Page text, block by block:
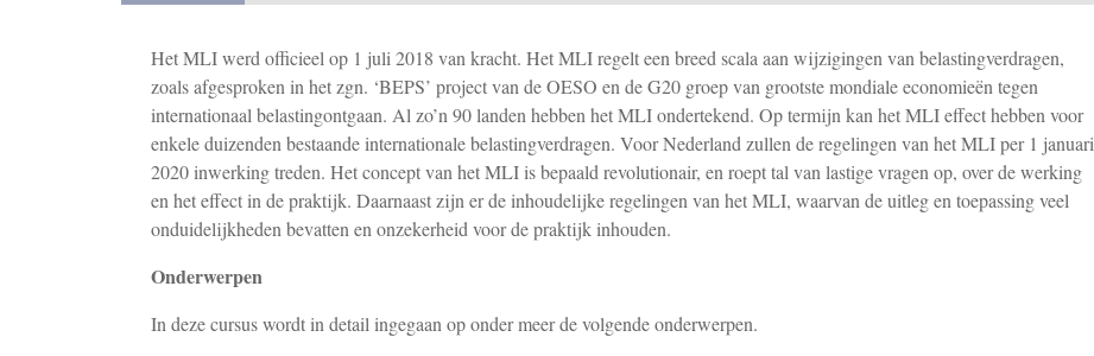
Het MLI werd officieel op 1 juli 2018 van kracht. Het MLI regelt een breed scala aan wijzigingen van belastingverdragen,
zoals afgesproken in het zgn. ‘BEPS’ project van de OESO en de G20 groep van grootste mondiale economieën tegen
internationaal belastingontgaan. Al zo’n 90 landen hebben het MLI ondertekend. Op termijn kan het MLI effect hebben voor
enkele duizenden bestaande internationale belastingverdragen. Voor Nederland zullen de regelingen van het MLI per 1 januari
2020 inwerking treden. Het concept van het MLI is bepaald revolutionair, en roept tal van lastige vragen op, over de werking
en het effect in de praktijk. Daarnaast zijn er de inhoudelijke regelingen van het MLI, waarvan de uitleg en toepassing veel
onduidelijkheden bevatten en onzekerheid voor de praktijk inhouden.
Onderwerpen
In deze cursus wordt in detail ingegaan op onder meer de volgende onderwerpen.